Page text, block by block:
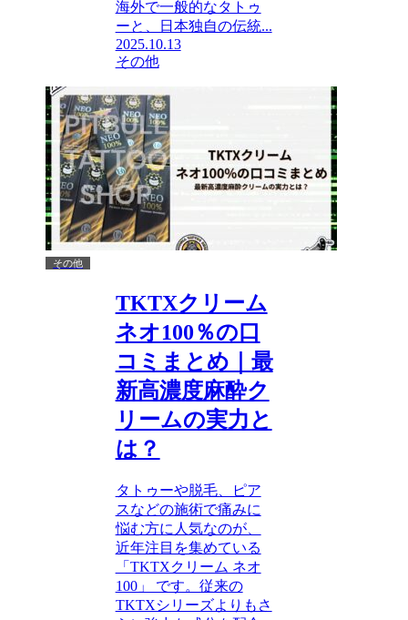
海外で一般的なタトゥ
ーと、日本独自の伝統...
2025.10.13
その他
その他
TKTXクリーム
ネオ100％の口
コミまとめ｜最
新高濃度麻酔ク
リームの実力と
は？
タトゥーや脱毛、ピア
スなどの施術で痛みに
悩む方に人気なのが、
近年注目を集めている
「TKTXクリーム ネオ
100」 です。従来の
TKTXシリーズよりもさ